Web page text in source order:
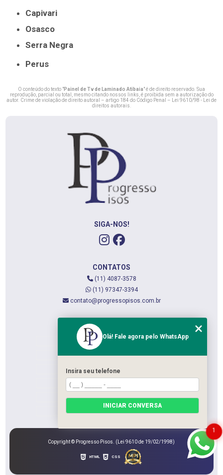
Capivari
Osasco
Serra Negra
Perus
O conteúdo do texto "Painel de Tv de Laminado Atibaia" é de direito reservado. Sua
reprodução, parcial ou total, mesmo citando nossos links, é proibida sem a autorização do
autor. Crime de violação de direito autoral – artigo 184 do Código Penal –
Lei 9610/98 - Lei de
direitos autorais
SIGA-NOS!
CONTATOS
(11) 4087-3578
(11) 97347-3394
contato@progressopisos.com.br
QUEM SOMOS
SERVIÇOS
CATEGORIAS
Copyright © Progresso Pisos. (Lei 9610 de 19/02/1998)
HTML CSS
1
Olá! Fale agora pelo WhatsApp
Insira seu telefone
INICIAR CONVERSA